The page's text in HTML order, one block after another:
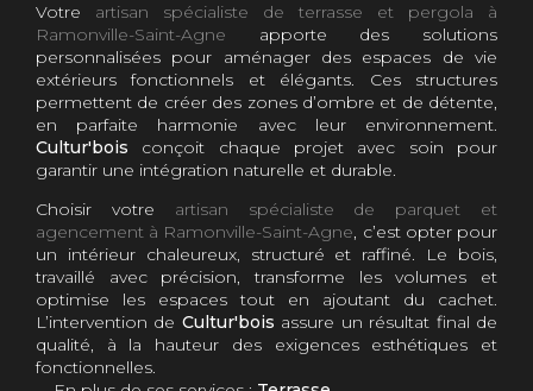
Votre artisan spécialiste de terrasse et pergola à
Ramonville-Saint-Agne apporte des solutions
personnalisées pour aménager des espaces de vie
extérieurs fonctionnels et élégants. Ces structures
permettent de créer des zones d’ombre et de détente,
en parfaite harmonie avec leur environnement.
Cultur'bois conçoit chaque projet avec soin pour
garantir une intégration naturelle et durable.
Choisir votre artisan spécialiste de parquet et
agencement à Ramonville-Saint-Agne, c’est opter pour
un intérieur chaleureux, structuré et raffiné. Le bois,
travaillé avec précision, transforme les volumes et
optimise les espaces tout en ajoutant du cachet.
L’intervention de Cultur'bois assure un résultat final de
qualité, à la hauteur des exigences esthétiques et
fonctionnelles.